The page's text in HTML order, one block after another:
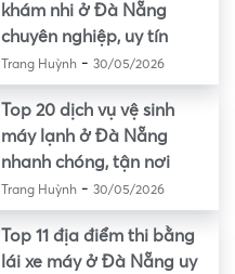
khám nhi ở Đà Nẵng
chuyên nghiệp, uy tín
Trang Huỳnh- 30/05/2026
Top 20 dịch vụ vệ sinh
máy lạnh ở Đà Nẵng
nhanh chóng, tận nơi
Trang Huỳnh- 30/05/2026
Top 11 địa điểm thi bằng
lái xe máy ở Đà Nẵng uy